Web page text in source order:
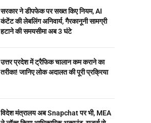
सरकार ने डीपफेक पर सख्त किए नियम, AI
कंटेंट की लेबलिंग अनिवार्य, गैरकानूनी सामग्री
हटाने की समयसीमा अब 3 घंटे
उत्तर प्रदेश में ट्रैफिक चालान कम कराने का
तरीका! जानिए लोक अदालत की पूरी प्रक्रिया
विदेश मंत्रालय अब Snapchat पर भी, MEA